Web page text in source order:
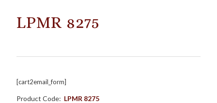
LPMR 8275
[cart2email_form]
Product Code: LPMR 8275